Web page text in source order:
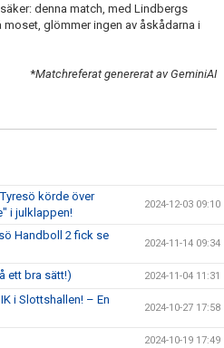
denna match, med Lindbergs
glömmer ingen av åskådarna i
*Matchreferat genererat av GeminiAI
körde över
i julklappen!
2024-12-03 09:10
Handboll 2 fick se
2024-11-14 09:34
ett bra sätt!) 2024-11-04 11:31
i Slottshallen! – En
2024-10-27 17:58
2024-10-19 17:49